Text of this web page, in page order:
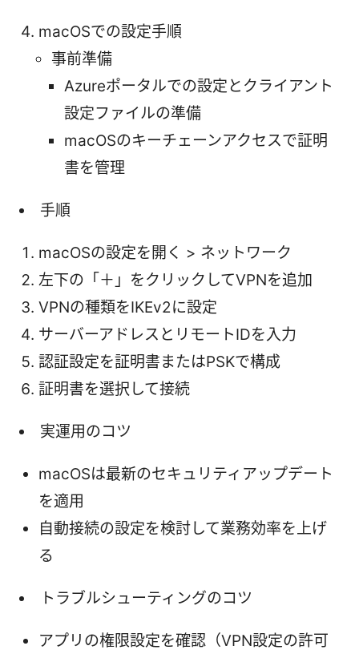
macOSでの設定手順
事前準備
Azureポータルでの設定とクライアント
設定ファイルの準備
macOSのキーチェーンアクセスで証明
書を管理
手順
macOSの設定を開く > ネットワーク
左下の「＋」をクリックしてVPNを追加
VPNの種類をIKEv2に設定
サーバーアドレスとリモートIDを入力
認証設定を証明書またはPSKで構成
証明書を選択して接続
実運用のコツ
macOSは最新のセキュリティアップデート
を適用
自動接続の設定を検討して業務効率を上げ
る
トラブルシューティングのコツ
アプリの権限設定を確認（VPN設定の許可